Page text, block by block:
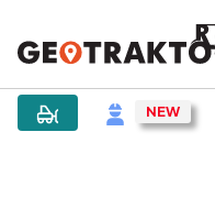
|Sludinājums